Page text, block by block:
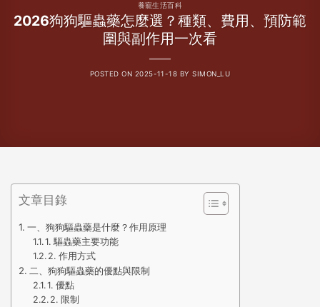
養寵生活百科
2026狗狗驅蟲藥怎麼選？種類、費用、預防範
圍與副作用一次看
POSTED ON 2025-11-18 BYSIMON_LU
文章目錄
一、狗狗驅蟲藥是什麼？作用原理
1. 驅蟲藥主要功能
2. 作用方式
二、狗狗驅蟲藥的優點與限制
1. 優點
2. 限制